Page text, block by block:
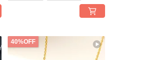
40%OFF